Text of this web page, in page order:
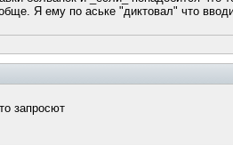
Я ему по аське "диктовал" что
запросют